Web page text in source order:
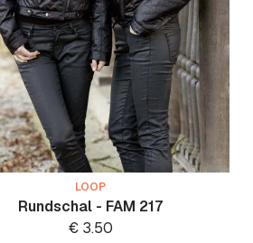
LOOP
Rundschal - FAM 217
€ 3.50